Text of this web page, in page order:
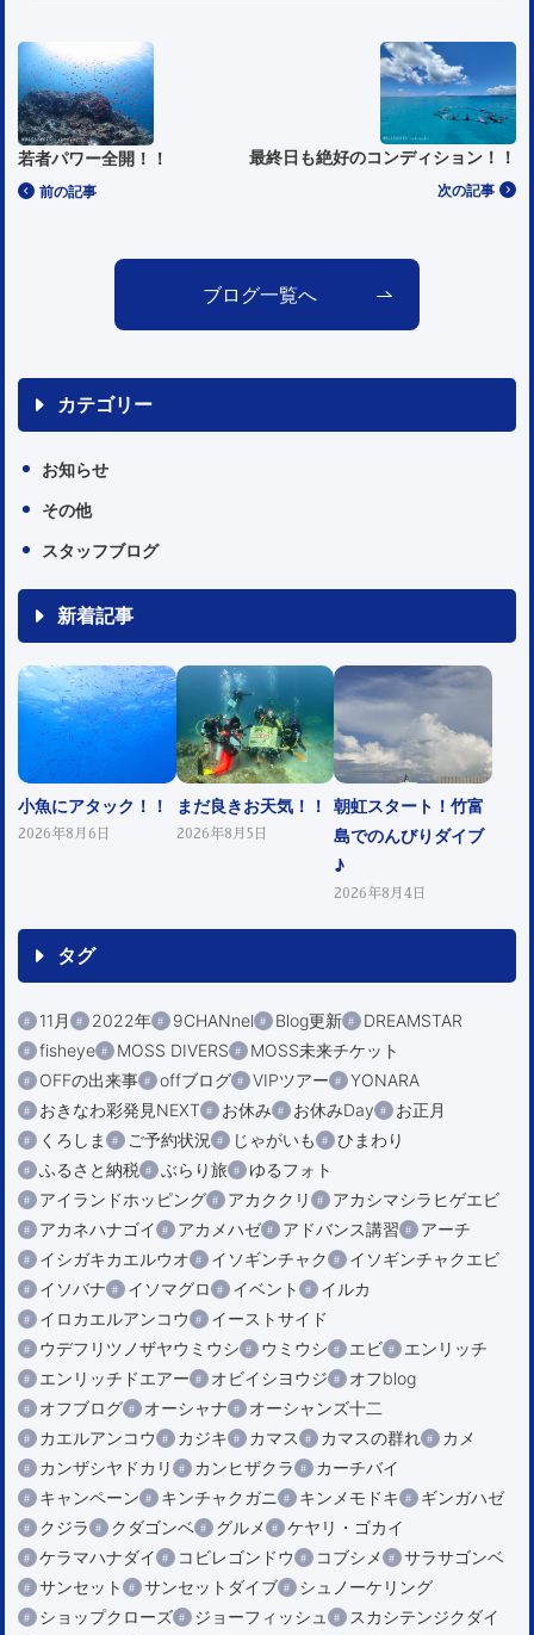
前の記事
若者パワー全開！！
次の記事
最終日も絶好のコンディション！！
ブログ一覧へ
カテゴリー
お知らせ
その他
スタッフブログ
新着記事
小魚にアタック！！
2026年8月6日
まだ良きお天気！！
2026年8月5日
朝虹スタート！竹富
島でのんびりダイブ
♪
2026年8月4日
タグ
11月 2022年 9CHANnel Blog更新
DREAMSTAR
fisheye
MOSS DIVERS
MOSS未来チケット
OFFの出来事
offブログ VIPツアー
YONARA
おきなわ彩発見NEXT
お休み お休みDay
お正月
くろしま
ご予約状況 じゃがいも
ひまわり
ふるさと納税
ぶらり旅
ゆるフォト
アイランドホッピング
アカククリ
アカシマシラヒゲエビ
アカネハナゴイ
アカメハゼ アドバンス講習
アーチ
イシガキカエルウオ
イソギンチャク
イソギンチャクエビ
イソバナ
イソマグロ イベント
イルカ
イロカエルアンコウ
イーストサイド
ウデフリツノザヤウミウシ
ウミウシ エビ
エンリッチ
エンリッチドエアー
オビイシヨウジ
オフblog
オフブログ
オーシャナ
オーシャンズ十二
カエルアンコウ
カジキ カマス カマスの群れ
カメ
カンザシヤドカリ
カンヒザクラ
カーチバイ
キャンペーン
キンチャクガニ キンメモドキ
ギンガハゼ
クジラ
クダゴンベ グルメ
ケヤリ・ゴカイ
ケラマハナダイ
コビレゴンドウ コブシメ
サラサゴンベ
サンセット
サンセットダイブ
シュノーケリング
ショップクローズ
ジョーフィッシュ
スカシテンジクダイ